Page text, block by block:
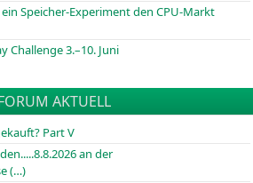
Speicher-Experiment den CPU-Markt
Challenge 3.–10. Juni
AKTUELL
Part V
an der
(…)